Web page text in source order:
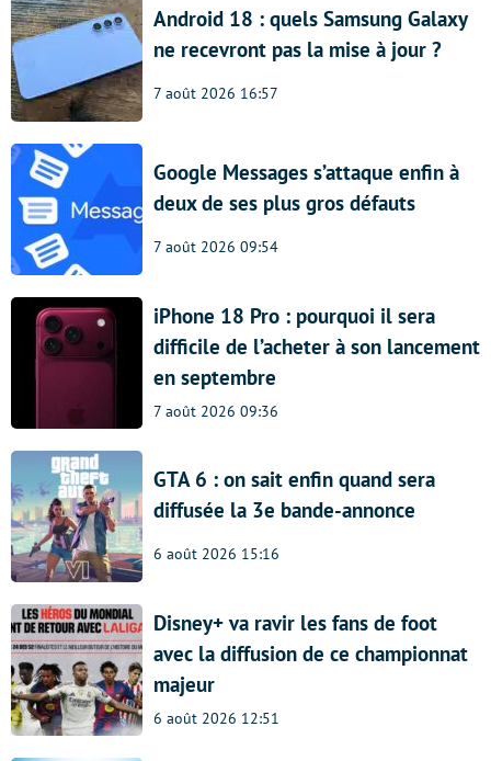
Android 18 : quels Samsung Galaxy
ne recevront pas la mise à jour ?
7 août 2026 16:57
Google Messages s’attaque enfin à
deux de ses plus gros défauts
7 août 2026 09:54
iPhone 18 Pro : pourquoi il sera
difficile de l’acheter à son lancement
en septembre
7 août 2026 09:36
GTA 6 : on sait enfin quand sera
diffusée la 3e bande-annonce
6 août 2026 15:16
Disney+ va ravir les fans de foot
avec la diffusion de ce championnat
majeur
6 août 2026 12:51